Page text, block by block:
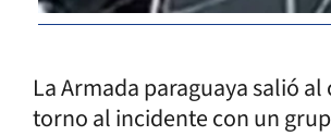
La Armada paraguaya salió
torno al incidente con un